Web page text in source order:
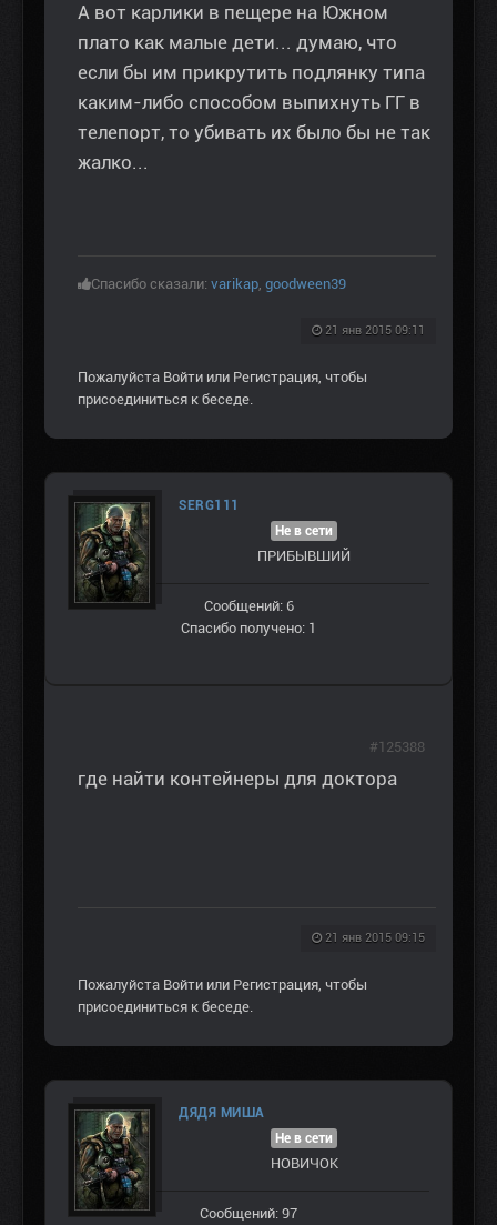
А вот карлики в пещере на Южном
плато как малые дети... думаю, что
если бы им прикрутить подлянку типа
каким-либо способом выпихнуть ГГ в
телепорт, то убивать их было бы не так
жалко...
Спасибо сказали: varikap, goodween39
21 янв 2015 09:11
Пожалуйста Войти или Регистрация, чтобы
присоединиться к беседе.
SERG111
Не в сети
ПРИБЫВШИЙ
Сообщений: 6
Спасибо получено: 1
где найти контейнеры для доктора
21 янв 2015 09:15
#125388
Пожалуйста Войти или Регистрация, чтобы
присоединиться к беседе.
ДЯДЯ МИША
Не в сети
НОВИЧОК
Сообщений: 97